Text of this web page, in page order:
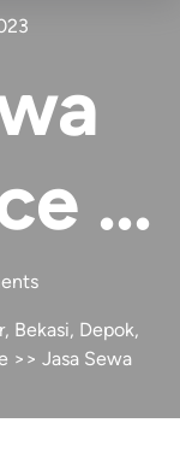
…
Bekasi, Depok,
>> Jasa Sewa